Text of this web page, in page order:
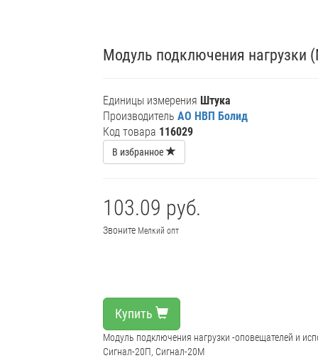
Модуль подключения нагрузки
Единицы измерения Штука
Производитель АО НВП Болид
Код товара 116029
В избранное
103.09 руб.
Звоните Мелкий опт
Купить
Модуль подключения нагрузки -оповещателей и
Сигнал-20П, Сигнал-20М